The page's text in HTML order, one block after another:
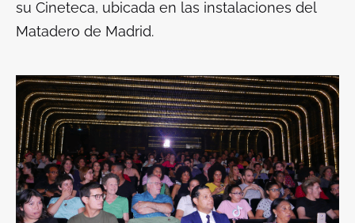
su Cineteca, ubicada en las instalaciones del
Matadero de Madrid.